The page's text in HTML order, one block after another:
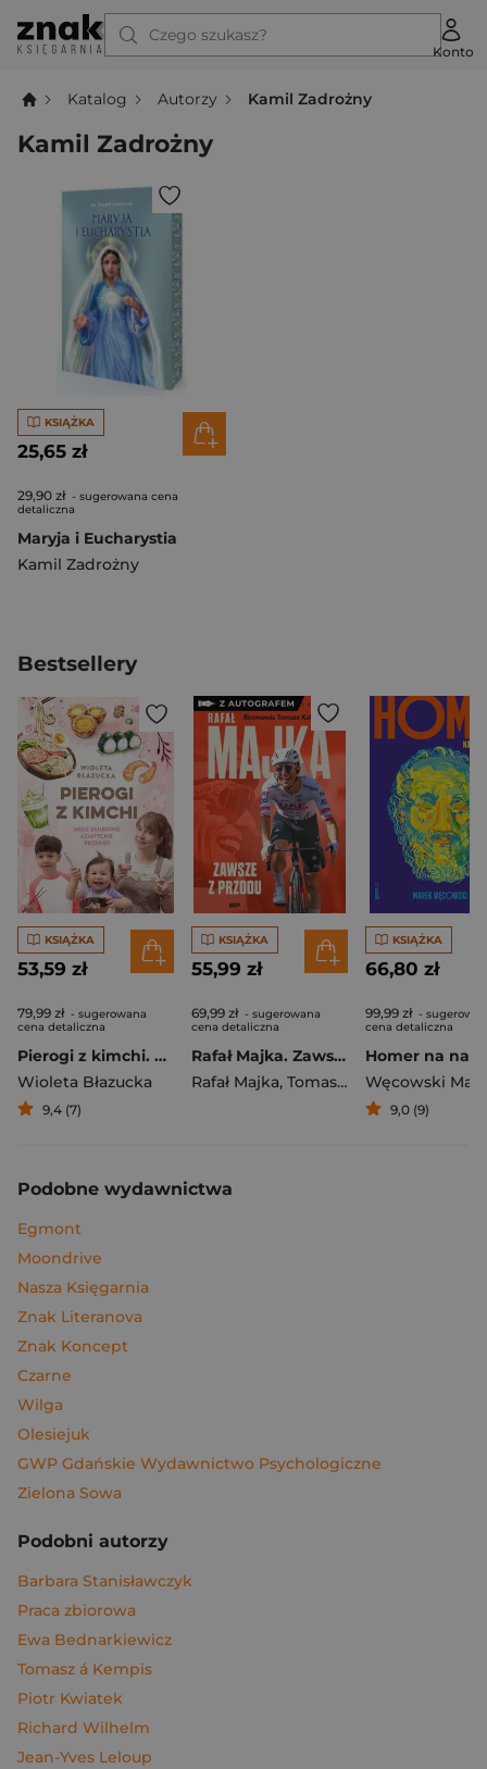
Czego szukasz?
Konto
Katalog Autorzy Kamil Zadrożny
Kamil Zadrożny
KSIĄŻKA
25,65 zł
29,90 zł - sugerowana cena
detaliczna
Maryja i Eucharystia
Kamil Zadrożny
Bestsellery
KSIĄŻKA
53,59 zł
79,99 zł - sugerowana
cena detaliczna
Pierogi z kimchi. Moje ulubione azjatyckie przepisy
Wioleta Błazucka
9,4 (7)
KSIĄŻKA
55,99 zł
69,99 zł - sugerowana
cena detaliczna
Rafał Majka. Zawsze z przodu. Rozmawia Tomasz Kalemba - książka z autografem
Rafał Majka, Tomasz Kalemba
KSIĄŻKA
66,80 zł
99,99 zł -
cena detaliczna
Węcowski
9,0 (9)
Podobne wydawnictwa
Egmont
Moondrive
Nasza Księgarnia
Znak Literanova
Znak Koncept
Czarne
Wilga
Olesiejuk
GWP Gdańskie Wydawnictwo Psychologiczne
Zielona Sowa
Podobni autorzy
Barbara Stanisławczyk
Praca zbiorowa
Ewa Bednarkiewicz
Tomasz á Kempis
Piotr Kwiatek
Richard Wilhelm
Jean-Yves Leloup